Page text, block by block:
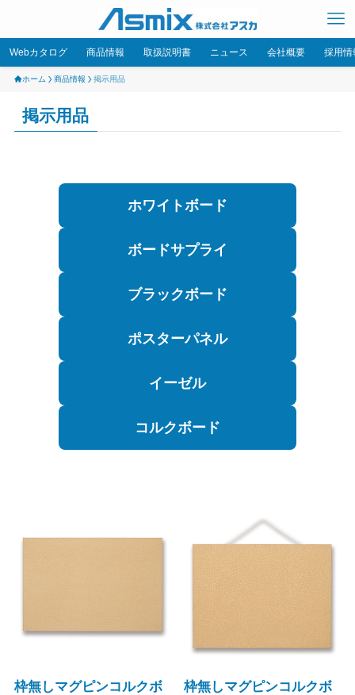
Webカタログ 商品情報 取扱説明書 ニュース 会社概要 採用情
ホーム 商品情報 掲示用品
掲示用品
ホワイトボード
ボードサプライ
ブラックボード
ポスターパネル
イーゼル
コルクボード
枠無しマグピンコルクボ
枠無しマグピンコルクボ